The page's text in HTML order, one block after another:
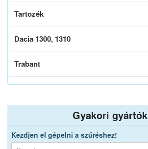
Tartozék
Dacia 1300, 1310
Trabant
Gyakori gyártók
Kezdjen el gépelni a szűréshez!